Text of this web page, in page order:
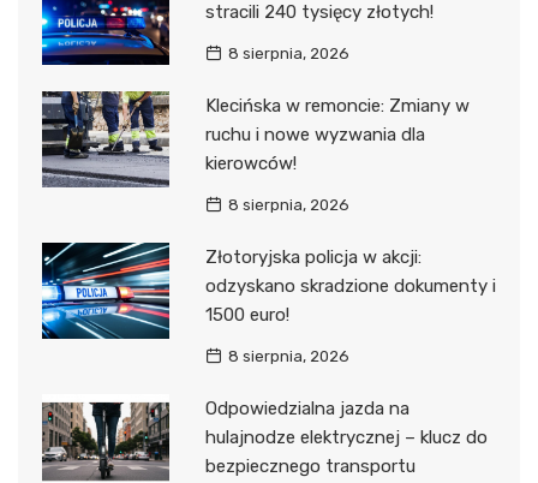
stracili 240 tysięcy złotych!
8 sierpnia, 2026
Klecińska w remoncie: Zmiany w
ruchu i nowe wyzwania dla
kierowców!
8 sierpnia, 2026
Złotoryjska policja w akcji:
odzyskano skradzione dokumenty i
1500 euro!
8 sierpnia, 2026
Odpowiedzialna jazda na
hulajnodze elektrycznej – klucz do
bezpiecznego transportu